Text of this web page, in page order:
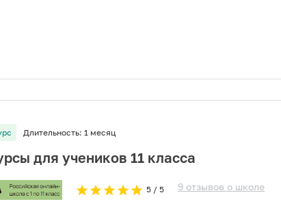
Длительность: 1 месяц
для учеников 11 класса
5 / 5 9 отзывов о школе